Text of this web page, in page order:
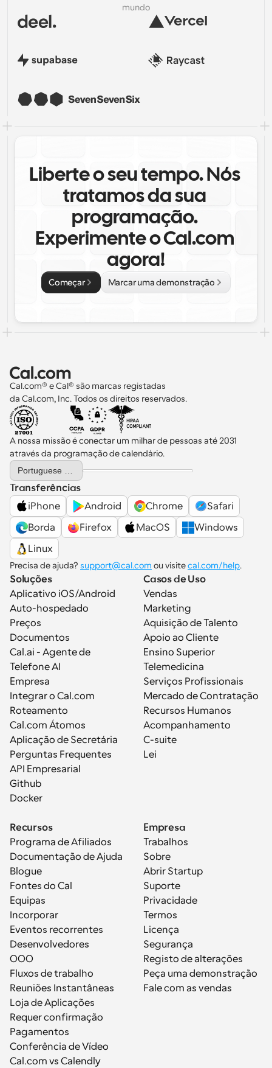
mundo
Liberte o seu tempo. Nós
tratamos da sua
programação.
Experimente o Cal.com
agora!
Começar Marcar uma demonstração
Cal.com® e Cal® são marcas registadas
da Cal.com, Inc. Todos os direitos reservados.
A nossa missão é conectar um milhar de pessoas até 2031
através da programação de calendário.
Select Language
Transferências
iPhone
Android Chrome
Safari
Borda
Firefox MacOS
Windows
Linux
Precisa de ajuda? support@cal.com ou visite cal.com/help.
Soluções
Aplicativo iOS/Android
Auto-hospedado
Preços
Documentos
Cal.ai - Agente de
Telefone AI
Empresa
Integrar o Cal.com
Roteamento
Cal.com Átomos
Aplicação de Secretária
Perguntas Frequentes
API Empresarial
Github
Docker
Casos de Uso
Vendas
Marketing
Aquisição de Talento
Apoio ao Cliente
Ensino Superior
Telemedicina
Serviços Profissionais
Mercado de Contratação
Recursos Humanos
Acompanhamento
C-suite
Lei
Recursos
Programa de Afiliados
Documentação de Ajuda
Blogue
Fontes do Cal
Equipas
Incorporar
Eventos recorrentes
Desenvolvedores
OOO
Fluxos de trabalho
Reuniões Instantâneas
Loja de Aplicações
Requer confirmação
Pagamentos
Conferência de Vídeo
Cal.com vs Calendly
Empresa
Trabalhos
Sobre
Abrir Startup
Suporte
Privacidade
Termos
Licença
Segurança
Registo de alterações
Peça uma demonstração
Fale com as vendas